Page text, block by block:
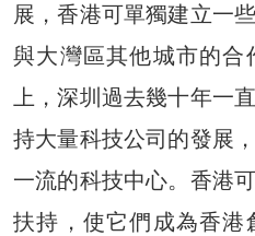
展，香港可單獨建立一
與大灣區其他城市的合
上，深圳過去幾十年一
持大量科技公司的發展
一流的科技中心。香港
扶持，使它們成為香港